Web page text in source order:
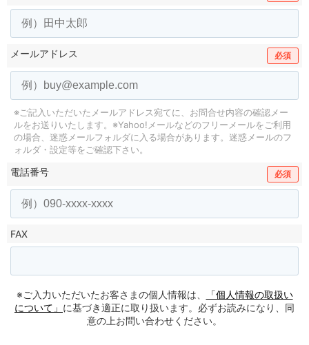
メールアドレス 必須
※ご記入いただいたメールアドレス宛てに、お問合せ内容の確認メー
ルをお送りいたします。 ※Yahoo!メールなどのフリーメールをご利用
の場合、迷惑メールフォルダに入る場合があります。 迷惑メールのフ
ォルダ・設定等をご確認下さい。
電話番号 必須
FAX
※ご入力いただいたお客さまの個人情報は、
「個人情報の取扱い
について」 に基づき適正に取り扱います。必ずお読みになり、同
意の上お問い合わせください。